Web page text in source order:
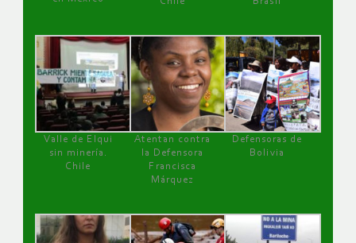
Valle de Elqui
sin minería.
Chile
Atentan contra
la Defensora
Francisca
Márquez
Defensoras de
Bolivia